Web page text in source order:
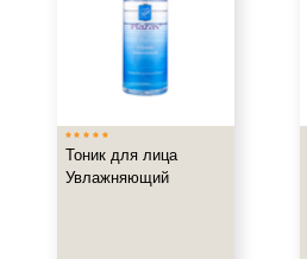
Испания
Россия
Показать еще
Тоник для лица
Увлажняющий